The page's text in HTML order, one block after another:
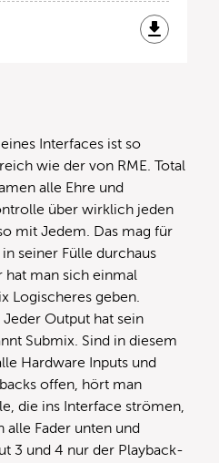
Interfaces ist so
wie der von RME. Total
alle Ehre und
über wirklich jeden
mit Jedem. Das mag für
seiner Fülle durchaus
man sich einmal
Logischeres geben.
Output hat sein
Submix. Sind in diesem
Hardware Inputs und
offen, hört man
die ins Interface strömen,
alle Fader unten und
3 und 4 nur der Playback-